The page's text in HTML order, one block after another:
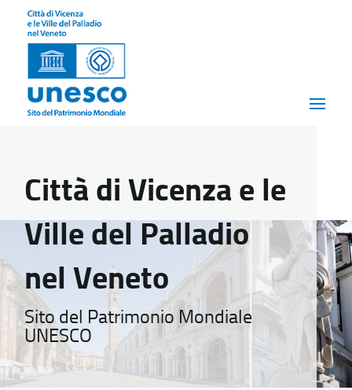
Città di Vicenza e le
Ville del Palladio
nel Veneto
Sito del Patrimonio Mondiale
UNESCO